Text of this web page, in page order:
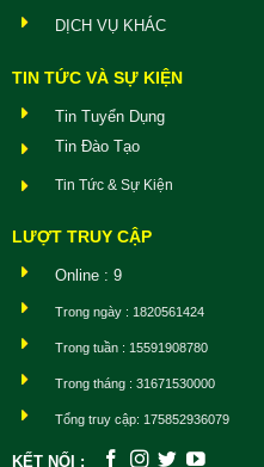
DỊCH VỤ KHÁC
TIN TỨC VÀ SỰ KIỆN
Tin Tuyển Dụng
Tin Đào Tạo
Tin Tức & Sự Kiện
LƯỢT TRUY CẬP
Online : 9
Trong ngày : 1820561424
Trong tuần : 15591908780
Trong tháng : 31671530000
Tổng truy cập: 175852936079
KẾT NỐI :